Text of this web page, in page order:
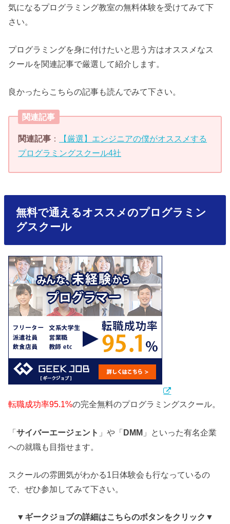
気になるプログラミング教室の無料体験を受けてみて下
さい。
プログラミングを身に付けたいと思う方はオススメなス
クールを関連記事で厳選して紹介します。
良かったらこちらの記事も読んでみて下さい。
関連記事
関連記事 ：
【厳選】エンジニアの僕がオススメする
プログラミングスクール4社
無料で通えるオススメのプログラミン
グスクール
転職成功率95.1%の完全無料のプログラミングスクール。
「サイバーエージェント 」や「DMM 」といった有名企業
への就職も目指せます。
スクールの雰囲気がわかる1日体験会も行なっているの
で、ぜひ参加してみて下さい。
▼ギークジョブの詳細はこちらのボタンをクリック ▼